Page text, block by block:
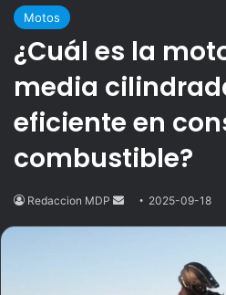
Motos
¿Cuál es la
media
eficiente en
combustible?
Redaccion MDP
Send2025-09-18